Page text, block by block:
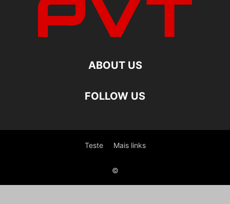
ABOUT US
FOLLOW US
Teste Mais links
©